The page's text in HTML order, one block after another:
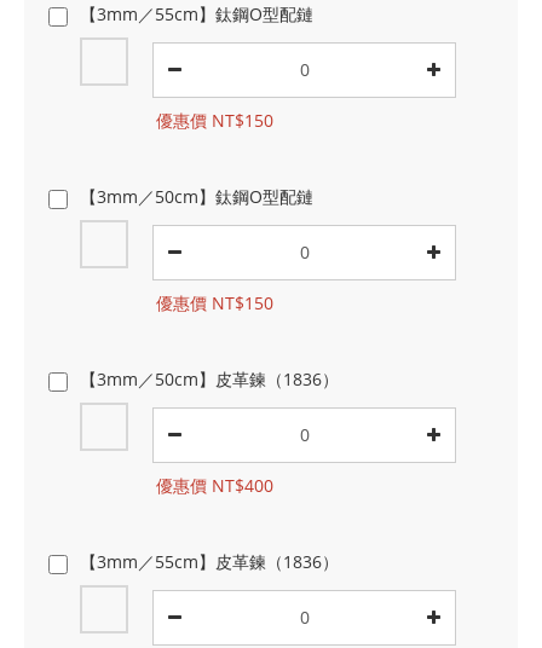
【3mm／55cm】鈦鋼O型配鏈
優惠價 NT$150
【3mm／50cm】鈦鋼O型配鏈
優惠價 NT$150
【3mm／50cm】皮革鍊（1836）
優惠價 NT$400
【3mm／55cm】皮革鍊（1836）